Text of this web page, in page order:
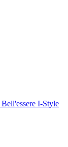
Bell'essere I-Style